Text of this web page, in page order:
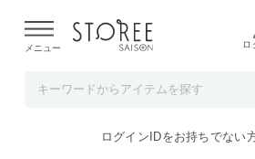
よる配送遅延が発生しております。
メニュー ロ
ご指定のアイテムは取り扱い終了、
トップへ戻る
ログインIDをお持ちでない